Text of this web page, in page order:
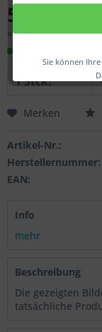
Sie können
54,00 € *
inkl. MwSt.zzgl.
Merken
Artikel-Nr.:
Herstellernummer:
EAN:
Info
mehr
Beschreibung
Die gezeigten
tatsächliche